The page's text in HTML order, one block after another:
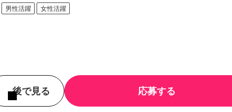
男性活躍 女性活躍
後で見る 応募する